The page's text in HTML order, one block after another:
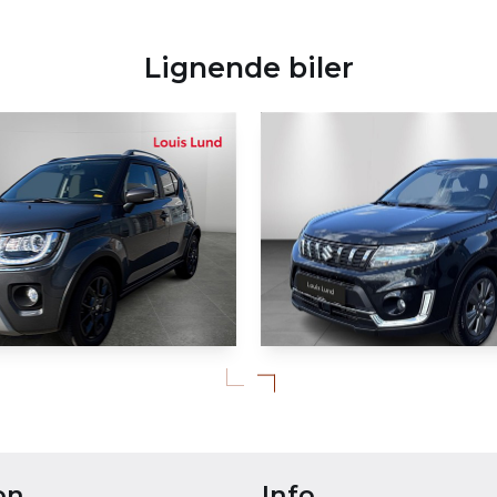
Lignende biler
KØB ONLINE
Suzuki Vitara
40.218 KM